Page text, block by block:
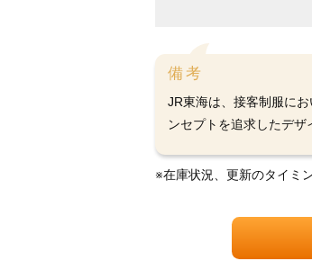
備考
JR東海は、接客制服に
ンセプトを追求したデザ
※在庫状況、更新のタイミ